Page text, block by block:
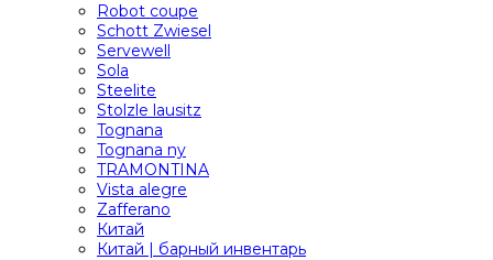
Robot coupe
Schott Zwiesel
Servewell
Sola
Steelite
Stolzle lausitz
Tognana
Tognana ny
TRAMONTINA
Vista alegre
Zafferano
Китай
Китай | барный инвентарь